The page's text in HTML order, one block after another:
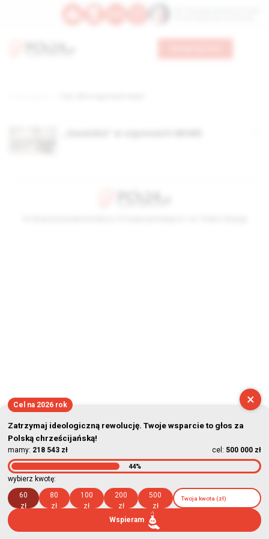
×
Cel na 2026 rok
Zatrzymaj ideologiczną rewolucję. Twoje wsparcie to głos za
Polską chrześcijańską!
mamy: 218 543 zł cel: 500 000 zł
44%
wybierz kwotę:
60
zł
80
zł
100
zł
200
zł
500
zł
Wspieram